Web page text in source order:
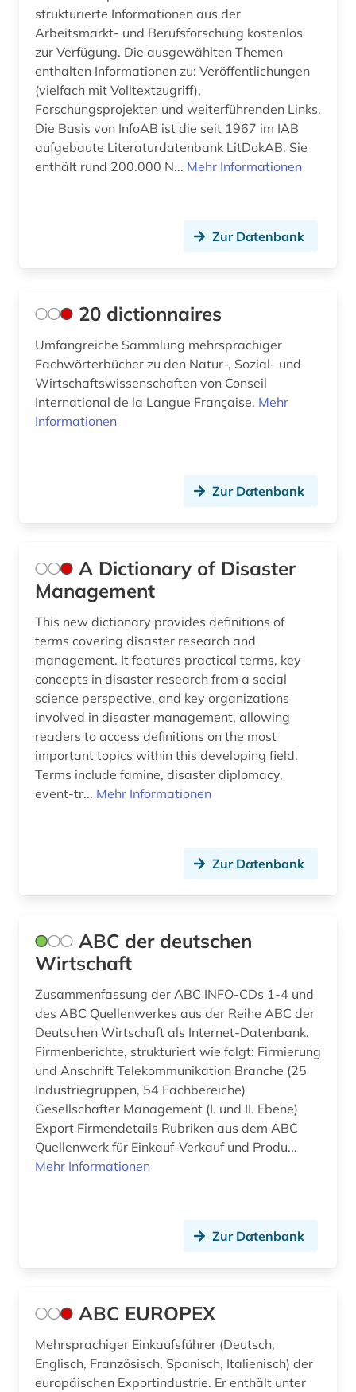
arbeitsmarktforschung (1)
arbeitsmarktpolitik (1)
arbeitsmarktstatistik (2)
arbeitsmedizin (1)
arbeitsproduktivität (3)
arbeitssicherheit (6)
archiv (4)
archäologie (2)
asean (1)
asean-staaten (1)
asiatisch-pazifischer raum (3)
asien (6)
asien-pazifik (1)
asienforschung (1)
astronomie (1)
asyl (1)
audiovisuelles material (1)
ausenhandelswirtschaft (1)
ausgabe (1)
ausland (3)
auslandsinvestition (2)
auslandsschulden (3)
auslandsvermögen (1)
aussenwirtschaft (1)
ausstellung (1)
australien (1)
GUS (4)
Gibraltar (1)
Griechenland (4)
Großbritannien (30)
Irland (5)
Island (2)
Japan (7)
Korea (1)
Kroatien (3)
Makedonien (2)
Malta (3)
Mecklenburg-Vorpommern (4)
Mittelamerika (6)
Moldawien (4)
Monaco (2)
Montenegro (2)
Niederlande (6)
Oesterreich (31)
Osmanisches Reich (1)
Ostasien (5)
Osteuropa (10)
Ostmitteleuropa (4)
Polen (5)
Portugal (3)
Schweden (5)
Schweiz (20)
Serbien (2)
strukturierte Informationen aus der
Arbeitsmarkt- und Berufsforschung kostenlos
zur Verfügung. Die ausgewählten Themen
enthalten Informationen zu: Veröffentlichungen
(vielfach mit Volltextzugriff),
Forschungsprojekten und weiterführenden Links.
Die Basis von InfoAB ist die seit 1967 im IAB
aufgebaute Literaturdatenbank LitDokAB. Sie
enthält rund 200.000 N... Mehr Informationen
Zur Datenbank
20 dictionnaires
Umfangreiche Sammlung mehrsprachiger
Fachwörterbücher zu den Natur-, Sozial- und
Wirtschaftswissenschaften von Conseil
International de la Langue Française. Mehr
Informationen
Zur Datenbank
A Dictionary of Disaster
Management
This new dictionary provides definitions of
terms covering disaster research and
management. It features practical terms, key
concepts in disaster research from a social
science perspective, and key organizations
involved in disaster management, allowing
readers to access definitions on the most
important topics within this developing field.
Terms include famine, disaster diplomacy,
event-tr... Mehr Informationen
Zur Datenbank
ABC der deutschen
Wirtschaft
Zusammenfassung der ABC INFO-CDs 1-4 und
des ABC Quellenwerkes aus der Reihe ABC der
Deutschen Wirtschaft als Internet-Datenbank.
Firmenberichte, strukturiert wie folgt: Firmierung
und Anschrift Telekommunikation Branche (25
Industriegruppen, 54 Fachbereiche)
Gesellschafter Management (I. und II. Ebene)
Export Firmendetails Rubriken aus dem ABC
Quellenwerk für Einkauf-Verkauf und Produ...
Mehr Informationen
Zur Datenbank
ABC EUROPEX
Mehrsprachiger Einkaufsführer (Deutsch,
Englisch, Französisch, Spanisch, Italienisch) der
europäischen Exportindustrie. Er enthält unter